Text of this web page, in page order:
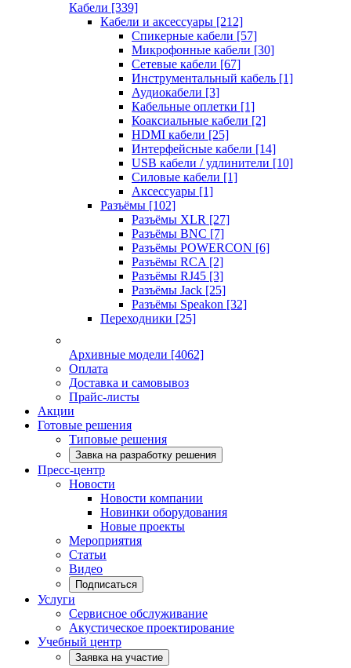
Кабели [339]
Кабели и аксессуары [212]
Спикерные кабели [57]
Микрофонные кабели [30]
Сетевые кабели [67]
Инструментальный кабель [1]
Аудиокабели [3]
Кабельные оплетки [1]
Коаксиальные кабели [2]
HDMI кабели [25]
Интерфейсные кабели [14]
USB кабели / удлинители [10]
Силовые кабели [1]
Аксессуары [1]
Разъёмы [102]
Разъёмы XLR [27]
Разъёмы BNC [7]
Разъёмы POWERCON [6]
Разъёмы RCA [2]
Разъёмы RJ45 [3]
Разъёмы Jack [25]
Разъёмы Speakon [32]
Переходники [25]
Архивные модели [4062]
Оплата
Доставка и самовывоз
Прайс-листы
Акции
Готовые решения
Типовые решения
Завка на разработку решения
Пресс-центр
Новости
Новости компании
Новинки оборудования
Новые проекты
Мероприятия
Статьи
Видео
Подписаться
Услуги
Сервисное обслуживание
Акустическое проектирование
Учебный центр
Заявка на участие